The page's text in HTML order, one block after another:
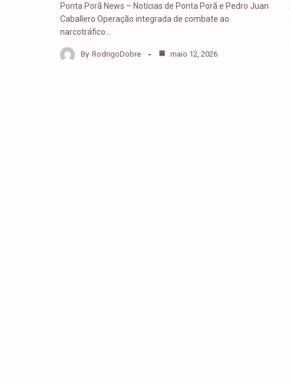
Ponta Porã News – Notícias de Ponta Porã e Pedro Juan
Caballero Operação integrada de combate ao
narcotráfico…
By RodrigoDobre maio 12, 2026